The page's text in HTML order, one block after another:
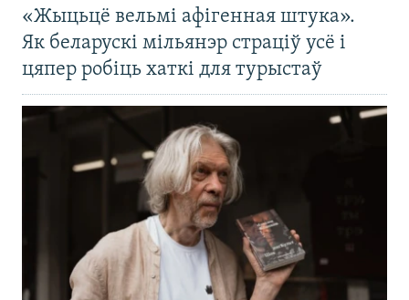
«Жыцьцё вельмі афігенная штука».
Як беларускі мільянэр страціў усё і
цяпер робіць хаткі для турыстаў